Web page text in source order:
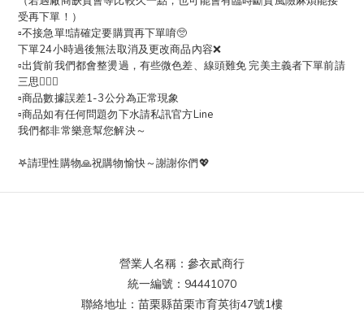
受再下單！）
▫️不接急單‼️請確定要購買再下單唷🥺
下單24小時過後無法取消及更改商品內容❌
▫️出貨前我們都會整燙過，有些微色差、線頭難免 完美主義者下單前請
三思🙇🏻‍♀️
▫️商品數據誤差1-3公分為正常現象
▫️商品如有任何問題勿下水請私訊官方Line
我們都非常樂意幫您解決～
𖤐請理性購物🙏祝購物愉快～謝謝你們💖
營業人名稱：參衣貳商行
統一編號：94441070
聯絡地址：苗栗縣苗栗市育英街47號1樓